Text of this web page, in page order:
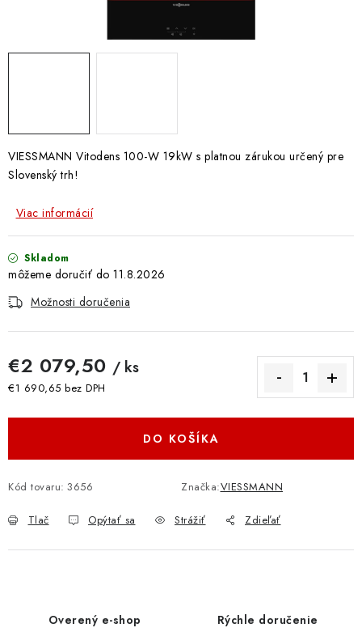
VIESSMANN Vitodens 100-W 19kW s platnou zárukou určený pre
Slovenský trh!
Viac informácií
Skladom
11.8.2026
Možnosti doručenia
€2 079,50 / ks
€1 690,65 bez DPH
DO KOŠÍKA
Kód tovaru: 3656 Značka:VIESSMANN
Tlač Opýtať sa Strážiť Zdieľať
Overený e-shop Rýchle doručenie